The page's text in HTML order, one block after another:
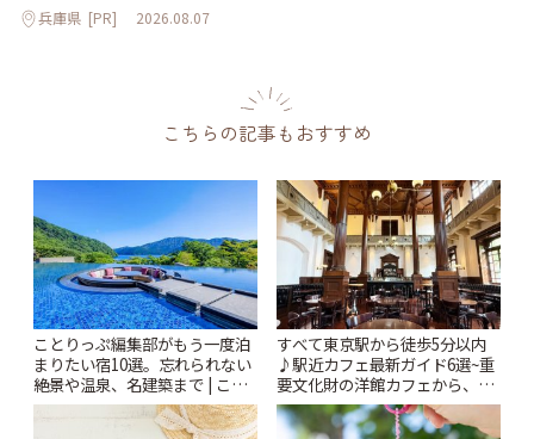
兵庫県 [PR] 2026.08.07
こちらの記事もおすすめ
ことりっぷ編集部がもう一度泊
まりたい宿10選。忘れられない
絶景や温泉、名建築まで | こと
りっぷ
すべて東京駅から徒歩5分以内
♪駅近カフェ最新ガイド6選~重
要文化財の洋館カフェから、改
札すぐのレトロ喫茶まで~ | こと
りっぷ